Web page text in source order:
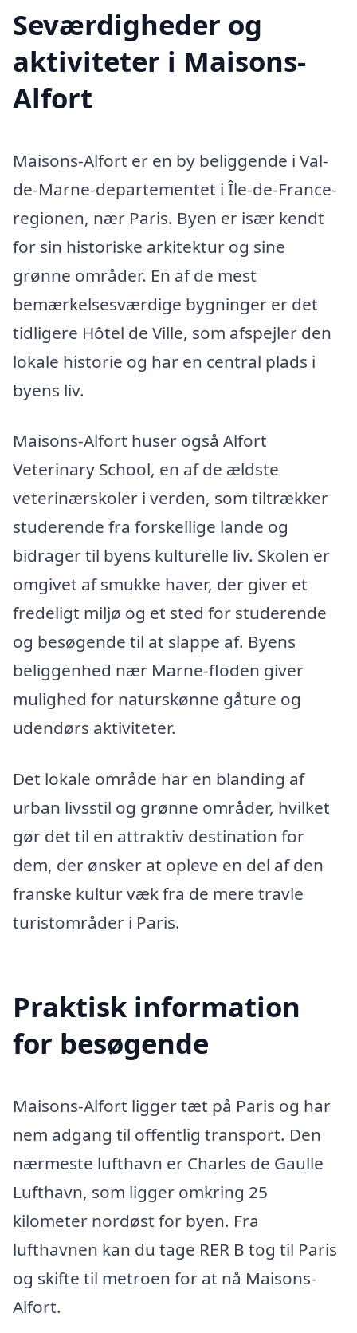
Seværdigheder og
aktiviteter i Maisons-
Alfort
Maisons-Alfort er en by beliggende i Val-
de-Marne-departementet i Île-de-France-
regionen, nær Paris. Byen er især kendt
for sin historiske arkitektur og sine
grønne områder. En af de mest
bemærkelsesværdige bygninger er det
tidligere Hôtel de Ville, som afspejler den
lokale historie og har en central plads i
byens liv.
Maisons-Alfort huser også Alfort
Veterinary School, en af de ældste
veterinærskoler i verden, som tiltrækker
studerende fra forskellige lande og
bidrager til byens kulturelle liv. Skolen er
omgivet af smukke haver, der giver et
fredeligt miljø og et sted for studerende
og besøgende til at slappe af. Byens
beliggenhed nær Marne-floden giver
mulighed for naturskønne gåture og
udendørs aktiviteter.
Det lokale område har en blanding af
urban livsstil og grønne områder, hvilket
gør det til en attraktiv destination for
dem, der ønsker at opleve en del af den
franske kultur væk fra de mere travle
turistområder i Paris.
Praktisk information
for besøgende
Maisons-Alfort ligger tæt på Paris og har
nem adgang til offentlig transport. Den
nærmeste lufthavn er Charles de Gaulle
Lufthavn, som ligger omkring 25
kilometer nordøst for byen. Fra
lufthavnen kan du tage RER B tog til Paris
og skifte til metroen for at nå Maisons-
Alfort.